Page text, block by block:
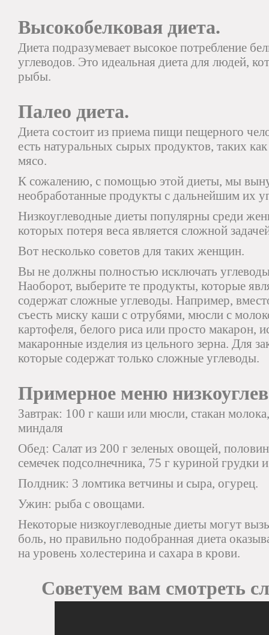
Высокобелковая диета.
Диета подразумевает высокое потребление
углеводов. Это идеальная диета для людей,
рыбы.
Палео диета.
Диета состоит из приема пищи пещерного
есть натуральных сырых продуктов, таких
мясо.
К сожалению, с помощью этой диеты, мы
необработанные продукты с дальнейшим их
Низкоуглеводные диеты популярны среди
которых потеря веса является сложной
Вот несколько советов для таких женщин.
Вы не должны полностью исключать углеводы
Наоборот, выберите те продукты, которые
содержат сложные углеводы. Например,
съесть миску каши с отрубями, мюсли с
картофеля, белого риса или просто макарон,
макаронные изделия из цельного зерна. Для
которые содержат только сложные углеводы.
Примерное меню
Завтрак: 100 г каши или мюсли, стакан
миндаля
Обед: Салат из 200 г зеленых овощей,
семечек подсолнечника, 75 г куриной грудки
Полдник: 3 ломтика ветчины и сыра, огурец.
Ужин: рыба с овощами.
Некоторые низкоуглеводные диеты могут
боль, но правильно подобранная диета
на уровень холестерина и сахара в крови.
Советуем вам смотреть